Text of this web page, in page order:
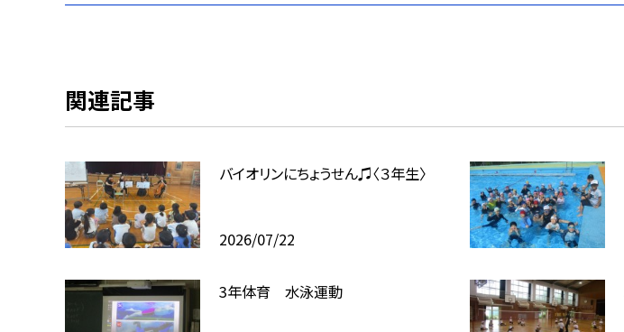
関連記事
バイオリンにちょうせん♫〈３年生〉
2026/07/22
3年体育 水泳運動